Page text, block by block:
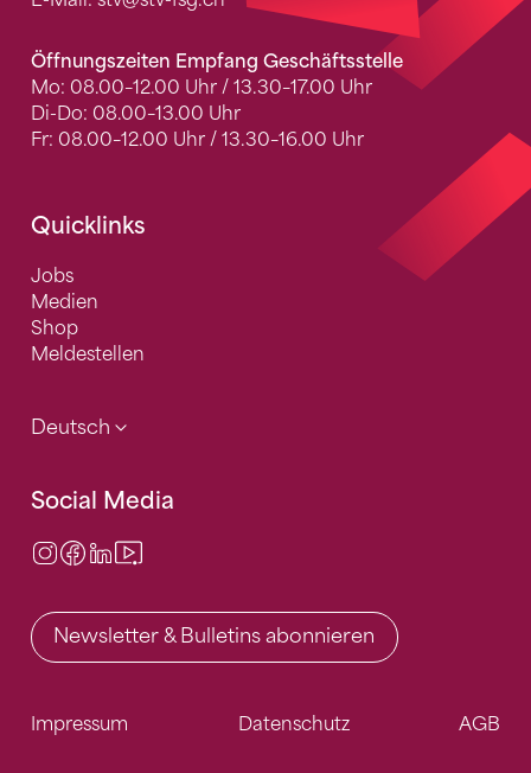
Öffnungszeiten Empfang Geschäftsstelle
Mo: 08.00–12.00 Uhr / 13.30–17.00 Uhr
Di-Do: 08.00–13.00 Uhr
Fr: 08.00–12.00 Uhr / 13.30–16.00 Uhr
Quicklinks
Jobs
Medien
Shop
Meldestellen
Deutsch
Social Media
Instagram
Facebook
LinkedIn
Newsletter & Bulletins abonnieren
Impressum Datenschutz AGB